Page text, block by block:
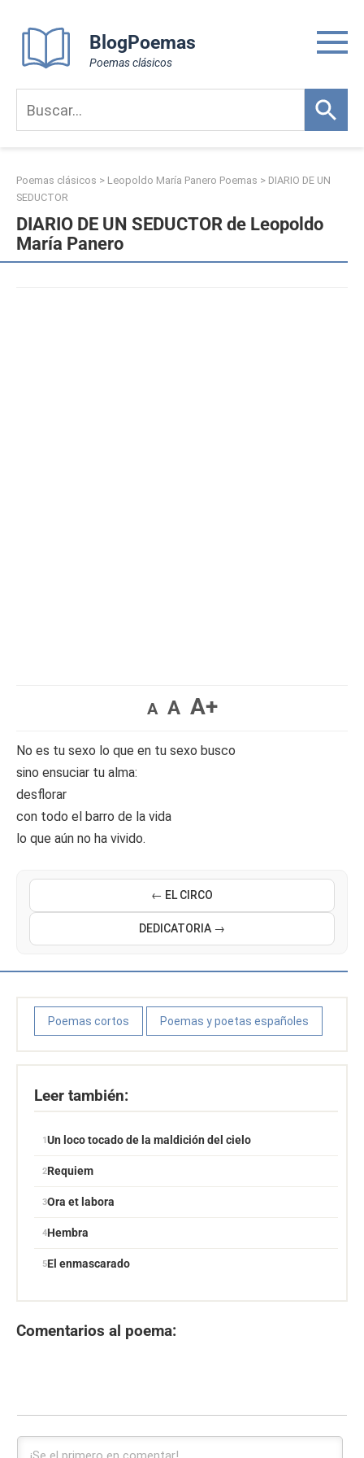
content
BlogPoemas
Poemas clásicos
Poemas clásicos > Leopoldo María Panero Poemas > DIARIO DE UN
SEDUCTOR
DIARIO DE UN SEDUCTOR de Leopoldo
María Panero
A A A+
No es tu sexo lo que en tu sexo busco
sino ensuciar tu alma:
desflorar
con todo el barro de la vida
lo que aún no ha vivido.
← EL CIRCO
DEDICATORIA →
Poemas cortos Poemas y poetas españoles
Leer también:
Un loco tocado de la maldición del cielo
Requiem
Ora et labora
Hembra
El enmascarado
Comentarios al poema: